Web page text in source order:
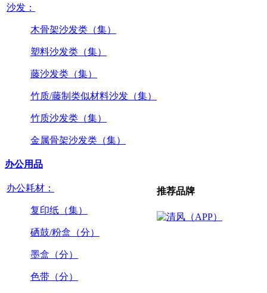
沙发：
木骨架沙发类（集）
塑料沙发类（集）
藤沙发类（集）
竹质/藤制类似材料沙发（集）
竹质沙发类（集）
金属骨架沙发类（集）
办公用品
办公耗材：
复印纸（集）
硒鼓/粉盒（分）
墨盒（分）
色带（分）
推荐品牌